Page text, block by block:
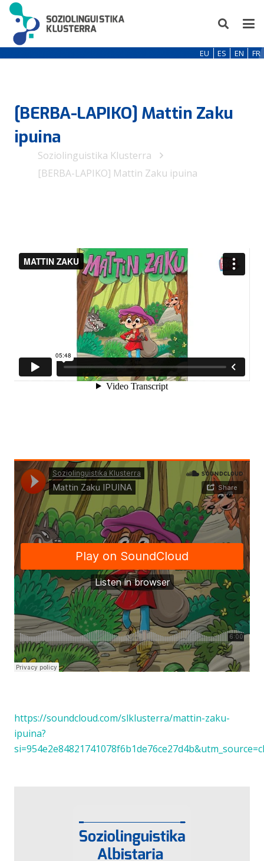
EU ES EN FR
[BERBA-LAPIKO] Mattin Zaku
ipuina
Soziolinguistika Klusterra
[BERBA-LAPIKO] Mattin Zaku ipuina
https://soundcloud.com/slklusterra/mattin-zaku-
ipuina?